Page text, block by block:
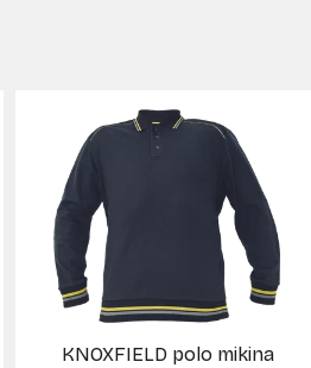
KNOXFIELD polo mikina